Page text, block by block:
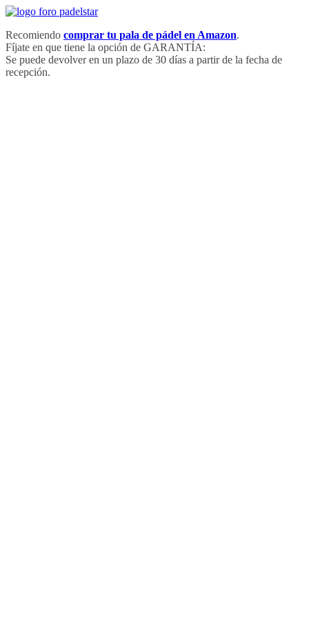
Saltar
contenido
Recomiendo comprar tu pala de pádel en Amazon.
Fíjate en que tiene la opción de GARANTÍA:
Se puede devolver en un plazo de 30 días a partir de la fecha de
recepción.